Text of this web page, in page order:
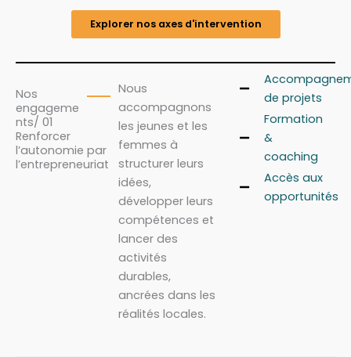
Explorer nos axes d'intervention
Nos
engageme
nts/ 01
Renforcer
l’autonomie par
l’entrepreneuriat
Nous
accompagnons
les jeunes et les
femmes à
structurer leurs
idées,
développer leurs
compétences et
lancer des
activités
durables,
ancrées dans les
réalités locales.
de projets
Formation
&
coaching
Accès aux
opportunités